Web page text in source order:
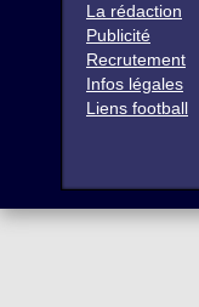
La rédaction
Publicité
Recrutement
Infos légales
Liens football